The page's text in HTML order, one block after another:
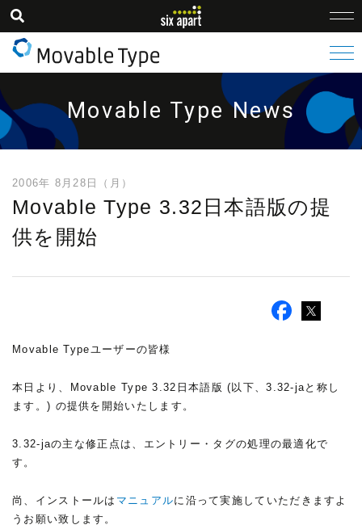
Movable Type News
2006年 8月28日（月）
Movable Type 3.32日本語版の提
供を開始
Movable Typeユーザーの皆様
本日より、Movable Type 3.32日本語版 (以下、3.32-jaと称し
ます。) の提供を開始いたします。
3.32-jaの主な修正点は、エントリー・タグの処理の最適化で
す。
尚、インストールは マニュアルに沿って実施していただきますよ
うお願い致します。